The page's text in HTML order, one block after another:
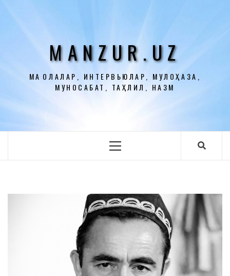
MANZUR.UZ
МАҚОЛАЛАР, ИНТЕРВЬЮЛАР, МУЛОҲАЗА,
МУНОСАБАТ, ТАҲЛИЛ, НАЗМ
меню